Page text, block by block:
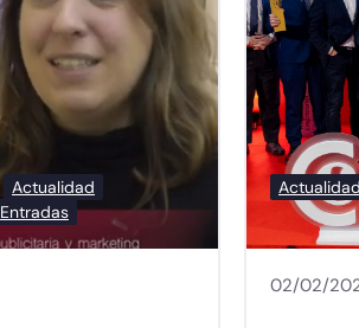
Actualidad
Entradas
Actualidad
02/02/